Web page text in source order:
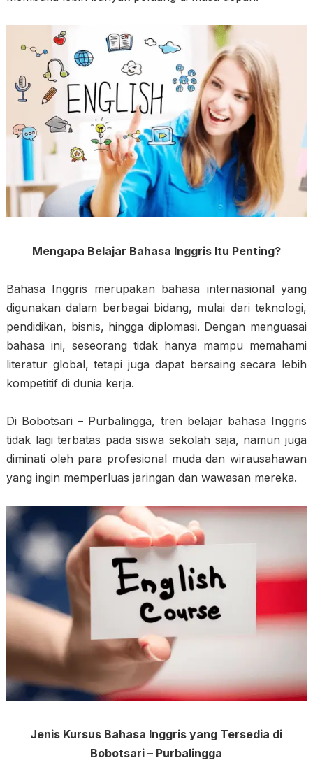
Mengapa Belajar Bahasa Inggris Itu Penting?
Bahasa Inggris merupakan bahasa internasional yang
digunakan dalam berbagai bidang, mulai dari teknologi,
pendidikan, bisnis, hingga diplomasi. Dengan menguasai
bahasa ini, seseorang tidak hanya mampu memahami
literatur global, tetapi juga dapat bersaing secara lebih
kompetitif di dunia kerja.
Di Bobotsari – Purbalingga, tren belajar bahasa Inggris
tidak lagi terbatas pada siswa sekolah saja, namun juga
diminati oleh para profesional muda dan wirausahawan
yang ingin memperluas jaringan dan wawasan mereka.
Jenis Kursus Bahasa Inggris yang Tersedia di
Bobotsari – Purbalingga